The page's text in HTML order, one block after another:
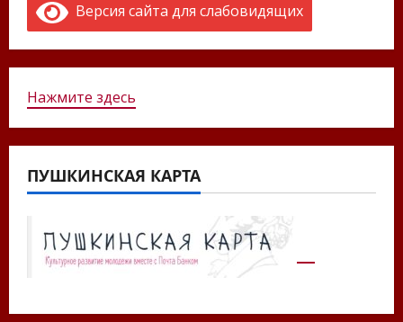
Версия сайта для слабовидящих
Нажмите здесь
ПУШКИНСКАЯ КАРТА